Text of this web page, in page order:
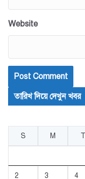
Website
তারিখ দিয়ে দেখুন খবর
S
M T
2 3 4